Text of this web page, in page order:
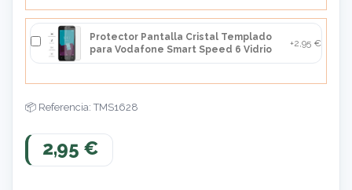
Protector Pantalla Cristal Templado
para Vodafone Smart Speed 6 Vidrio
+2,95 €
Referencia: TMS1628
2,95 €